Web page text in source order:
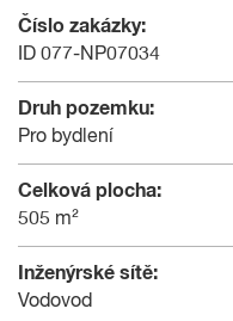
Číslo zakázky:
ID 077-NP07034
Druh pozemku:
Pro bydlení
Celková plocha:
505 m²
Inženýrské sítě:
Vodovod